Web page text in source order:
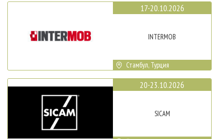
17-20.10.2026
INTERMOB
Стамбул, Турция
20-23.10.2026
SICAM